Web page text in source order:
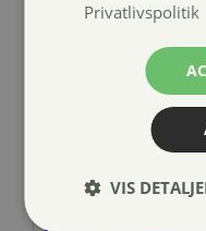
Privatlivspolitik
VIS